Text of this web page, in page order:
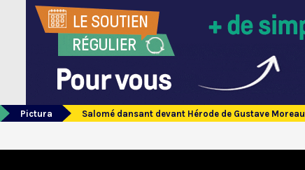
Pictura Salomé dansant devant Hérode de Gustave Moreau